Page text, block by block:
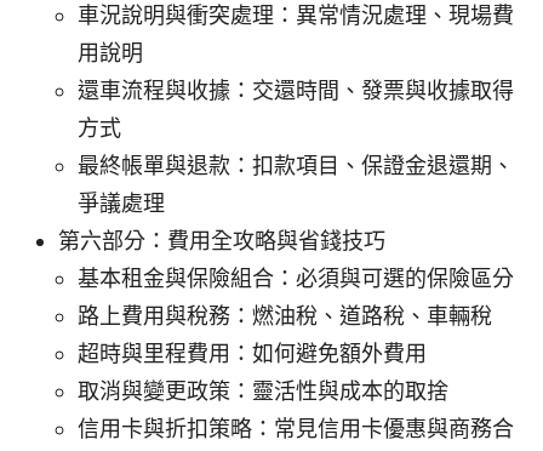
車況說明與衝突處理：異常情況處理、現場費
用說明
還車流程與收據：交還時間、發票與收據取得
方式
最終帳單與退款：扣款項目、保證金退還期、
爭議處理
第六部分：費用全攻略與省錢技巧
基本租金與保險組合：必須與可選的保險區分
路上費用與稅務：燃油稅、道路稅、車輛稅
超時與里程費用：如何避免額外費用
取消與變更政策：靈活性與成本的取捨
信用卡與折扣策略：常見信用卡優惠與商務合